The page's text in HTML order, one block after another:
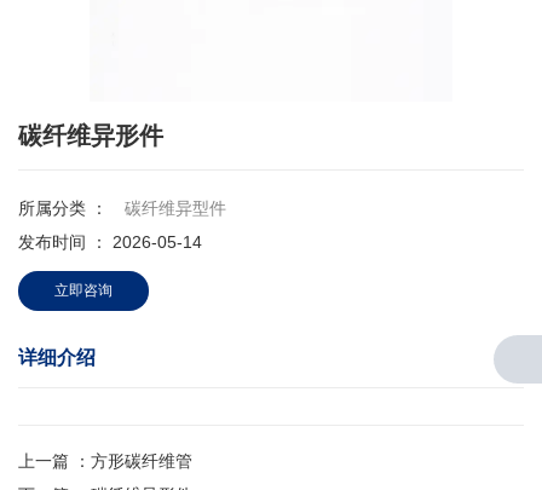
碳纤维异形件
所属分类 ：
碳纤维异型件
发布时间 ： 2026-05-14
立即咨询
详细介绍
上一篇 ： 方形碳纤维管